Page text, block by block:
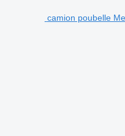
camion poubelle